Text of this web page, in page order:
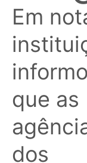
Em
que as
dos